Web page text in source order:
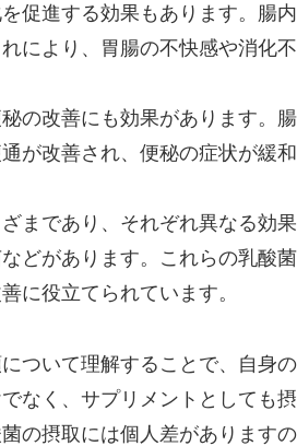
促進する効果もあります。腸
により、胃腸の不快感や消化
の改善にも効果があります。
が改善され、便秘の症状が緩和
まであり、それぞれ異なる効
どがあります。これらの乳酸
に役立てられています。
ついて理解することで、自身
なく、サプリメントとしても
の摂取には個人差があります